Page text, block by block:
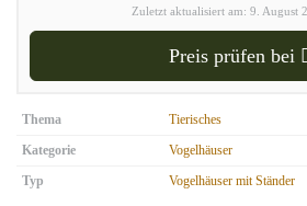
Zuletzt aktualisiert am: 9. August
Preis prüfen bei
Thema
Tierisches
Kategorie
Vogelhäuser
Typ
Vogelhäuser mit Ständer